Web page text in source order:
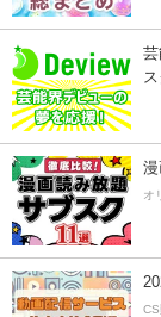
漫
オ